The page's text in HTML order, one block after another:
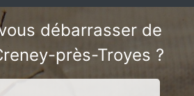
débarrasser de
près-Troyes ?